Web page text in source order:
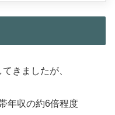
きましたが、
年収の約6倍程度